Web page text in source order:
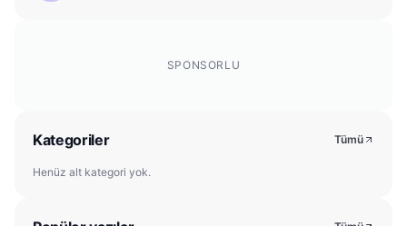
SPONSORLU
Kategoriler Tümü
Henüz alt kategori yok.